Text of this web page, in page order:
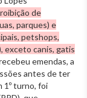
de
parques) e
petshops,
exceto canis, gatis
emendas, a
antes de ter
1º turno, foi